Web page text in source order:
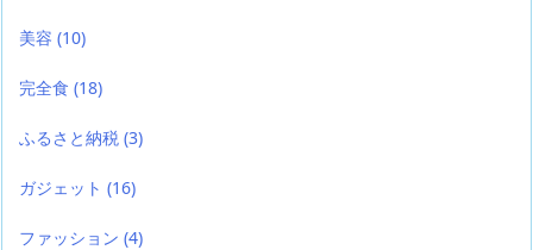
美容 (10)
完全食 (18)
ふるさと納税 (3)
ガジェット (16)
ファッション (4)